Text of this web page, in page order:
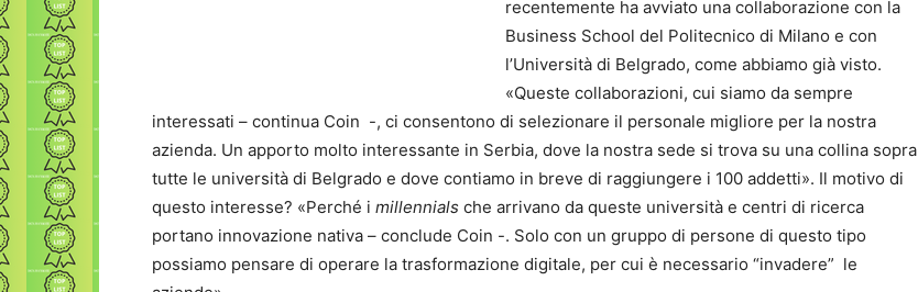
recentemente ha avviato una collaborazione con la
Business School del Politecnico di Milano e con
l’Università di Belgrado, come abbiamo già visto.
«Queste collaborazioni, cui siamo da sempre
interessati – continua Coin -, ci consentono di selezionare il personale migliore per la nostra
azienda. Un apporto molto interessante in Serbia, dove la nostra sede si trova su una collina sopra
tutte le università di Belgrado e dove contiamo in breve di raggiungere i 100 addetti». Il motivo di
questo interesse? «Perché i millennials che arrivano da queste università e centri di ricerca
portano innovazione nativa – conclude Coin -. Solo con un gruppo di persone di questo tipo
possiamo pensare di operare la trasformazione digitale, per cui è necessario “invadere” le